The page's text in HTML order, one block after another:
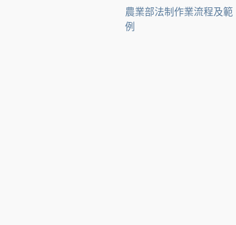
農業部法制作業流程及範
例